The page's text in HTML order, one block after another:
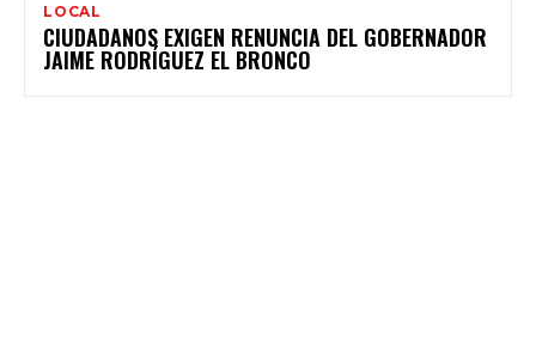
LOCAL
CIUDADANOS EXIGEN RENUNCIA DEL GOBERNADOR
JAIME RODRÍGUEZ EL BRONCO